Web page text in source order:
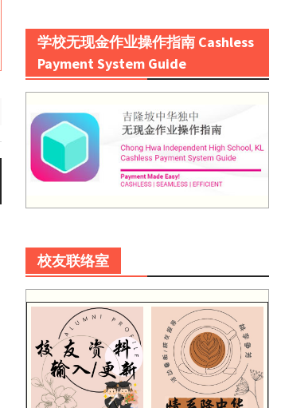
学校无现金作业操作指南 Cashless
Payment System Guide
校友联络室